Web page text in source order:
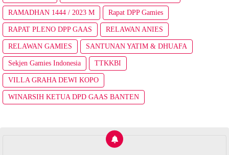
RAMADHAN 1444 / 2023 M Rapat DPP Gamies
RAPAT PLENO DPP GAAS RELAWAN ANIES
RELAWAN GAMIES SANTUNAN YATIM & DHUAFA
Sekjen Gamies Indonesia TTKKBI
VILLA GRAHA DEWI KOPO
WINARSIH KETUA DPD GAAS BANTEN